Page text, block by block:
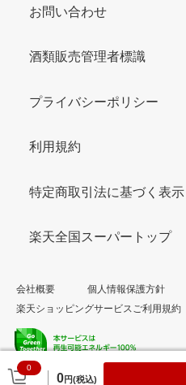
0
0円(税込)
お問い合わせ
酒類販売管理者標識
プライバシーポリシー
利用規約
特定商取引法に基づく表示
楽天全国スーパートップ
会社概要
個人情報保護方針
楽天ショッピングサービスご利用規約
© Rakuten Group, Inc.